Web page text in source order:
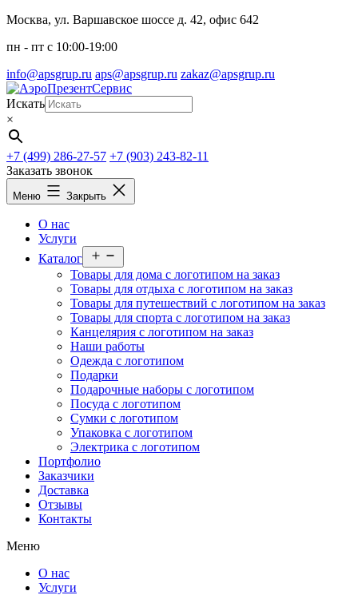
Перейти
содержимому
Москва, ул. Варшавское шоссе д. 42, офис 642
пн - пт c 10:00-19:00
info@apsgrup.ru aps@apsgrup.ru zakaz@apsgrup.ru
Искать
×
+7 (499) 286-27-57 +7 (903) 243-82-11
Заказать звонок
Меню Закрыть
О нас
Услуги
Каталог
меню
Товары для дома с логотипом на заказ
Товары для отдыха с логотипом на заказ
Товары для путешествий с логотипом на заказ
Товары для спорта с логотипом на заказ
Канцелярия с логотипом на заказ
Наши работы
Одежда с логотипом
Подарки
Подарочные наборы с логотипом
Посуда с логотипом
Сумки с логотипом
Упаковка с логотипом
Электрика с логотипом
Портфолио
Заказчики
Доставка
Отзывы
Контакты
Меню
О нас
Услуги